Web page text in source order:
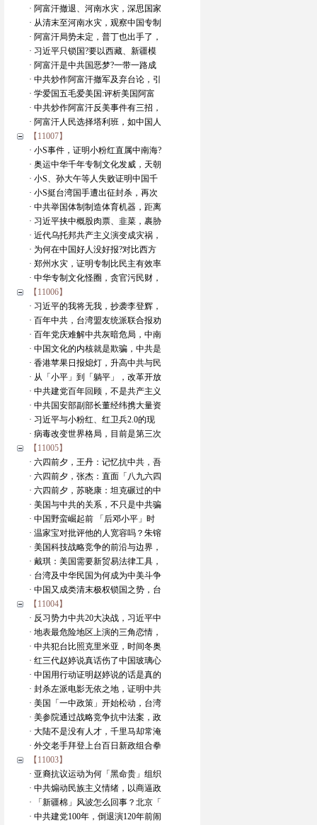
· 阿富汗撤退、河南水灾，深思国家
· 从清末至河南水灾，观察中国专制
· 阿富汗局势未定，普丁也出手了，
· 习近平只锁国?要以西藏、新疆模
· 阿富汗是中共国恶梦?一带一路成
· 中共炒作阿富汗撤军及弃台论，引
· 学爱国五毛爱美国:评析美国阿富
· 中共炒作阿富汗反美事件有三招，
· 阿富汗人民选择塔利班，如中国人
【11007】
· 小S事件，证明小粉红直属中南海?
· 奥运中华千年专制文化发威，天朝
· 小S、孙大午等人失败证明中国千
· 小S挺台湾国手遭出征封杀，再次
· 中共举国体制制造体育机器，距离
· 习近平挟中概股肉票、韭菜，裹胁
· 近代乌托邦共产主义演变成灾祸，
· 为何在中国好人没好报?对比西方
· 郑州水灾，证明专制比民主有效率
· 中华专制文化怪圈，贪官污民财，
【11006】
· 习近平的我将无我，抄袭李登辉，
· 百年中共，台湾盟友统派联合报劝
· 百年党庆难解中共灰暗危局，中南
· 中国文化的内核就是欺骗，中共是
· 香港苹果日报熄灯，升高中共与民
· 从「小平」到「躺平」，改革开放
· 中共建党百年回顾，不是共产主义
· 中共国安部副部长董经纬携大量资
· 习近平与小粉红、红卫兵2.0的现
· 病毒改变世界格局，目前是第三次
【11005】
· 六四前夕，王丹：记忆抗中共，吾
· 六四前夕，张杰：直面「八九六四
· 六四前夕，苏晓康：坦克碾过的中
· 美国与中共的关系，不只是中共骗
· 中国野蛮崛起前 「后邓小平」时
· 温家宝对批评他的人宽容吗？朱镕
· 美国科技战略竞争的前沿与边界，
· 戴琪：美国需要新贸易法律工具，
· 台湾及中华民国为何成为中美斗争
· 中国又成类清末极权锁国之势，台
【11004】
· 反习势力中共20大决战，习近平中
· 地表最危险地区上演的三角恋情，
· 中共犯台比照克里米亚，时间冬奥
· 红三代赵婷说真话伤了中国玻璃心
· 中国用行动证明赵婷说的话是真的
· 封杀左派电影无依之地，证明中共
· 美国「一中政策」开始松动，台湾
· 美参院通过战略竞争抗中法案，政
· 大陆不是没有人才，千里马却常淹
· 外交老手拜登上台百日新政组合拳
【11003】
· 亚裔抗议运动为何「黑命贵」组织
· 中共煽动民族主义情绪，以商逼政
· 「新疆棉」风波怎么回事？北京「
· 中共建党100年，倒退演120年前闹